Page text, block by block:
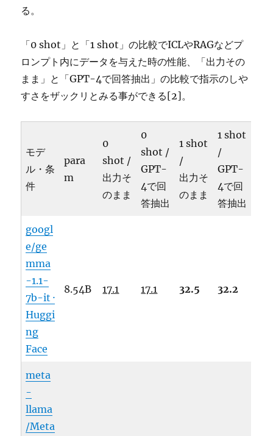
る。
「0 shot」と「1 shot」の比較でICLやRAGなどプ
ロンプト内にデータを与えた時の性能、「出力その
まま」と「GPT-4で回答抽出」の比較で指示のしや
すさをザックリとみる事ができる[2]。
モデ
ル・条
件
para
m
0
shot /
出力そ
のまま
0
shot /
GPT-
4で回
答抽出
1 shot
/
出力そ
のまま
1 shot
/
GPT-
4で回
答抽出
googl
e/ge
mma
-1.1-
7b-it ·
Huggi
ng
Face
8.54B 17.1 17.1 32.5 32.2
meta
-
llama
/Meta